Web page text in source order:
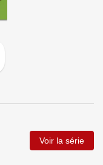
Voir la série